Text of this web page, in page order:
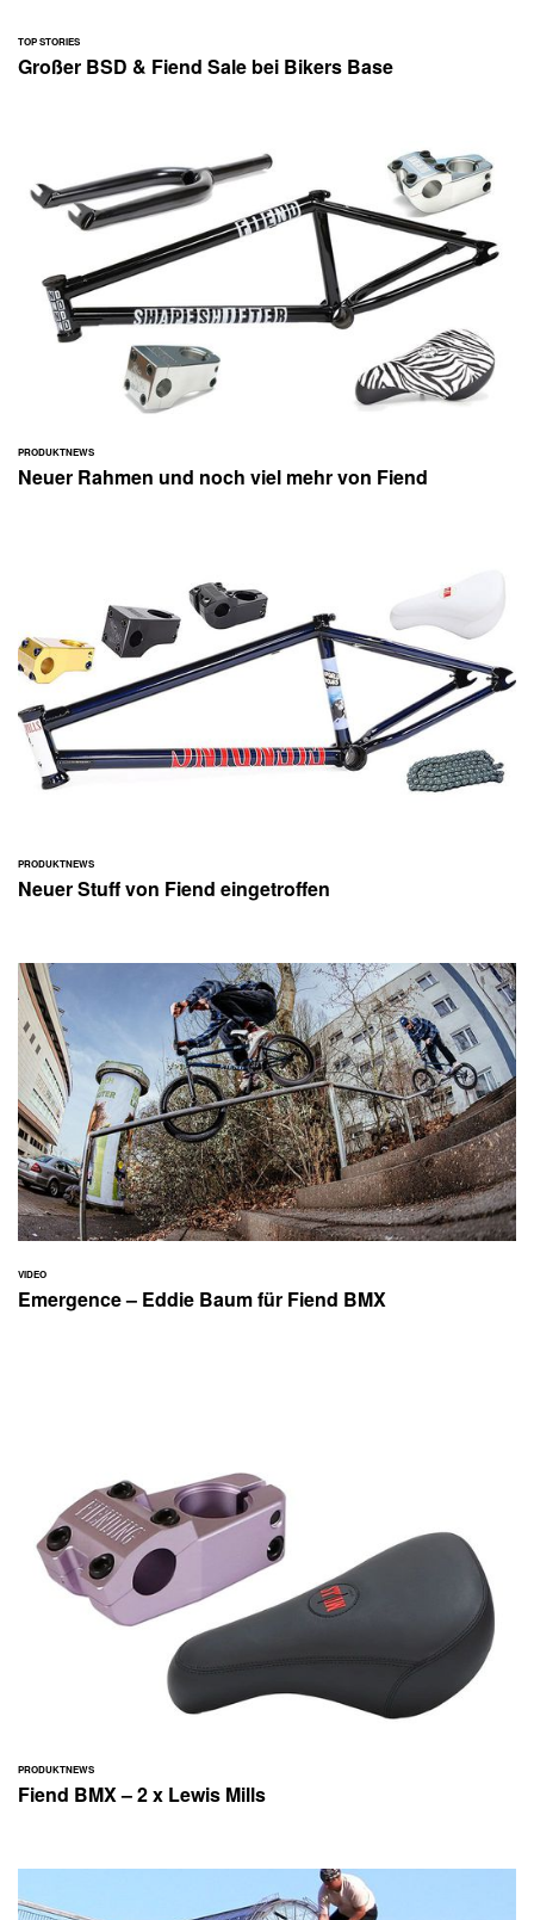
TOP STORIES
Großer BSD & Fiend Sale bei Bikers Base
PRODUKTNEWS
Neuer Rahmen und noch viel mehr von Fiend
PRODUKTNEWS
Neuer Stuff von Fiend eingetroffen
VIDEO
Emergence – Eddie Baum für Fiend BMX
PRODUKTNEWS
Fiend BMX – 2 x Lewis Mills